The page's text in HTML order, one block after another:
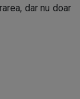
dar nu doar